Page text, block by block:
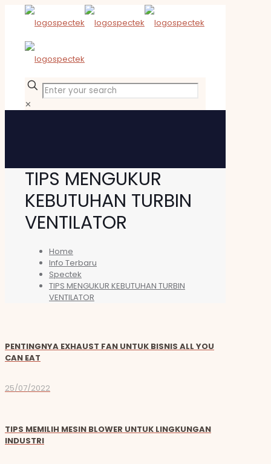
✕
TIPS MENGUKUR
KEBUTUHAN TURBIN
VENTILATOR
Home
Info Terbaru
Spectek
TIPS MENGUKUR KEBUTUHAN TURBIN
VENTILATOR
PENTINGNYA EXHAUST FAN UNTUK BISNIS ALL YOU
CAN EAT
25/07/2022
TIPS MEMILIH MESIN BLOWER UNTUK LINGKUNGAN
INDUSTRI